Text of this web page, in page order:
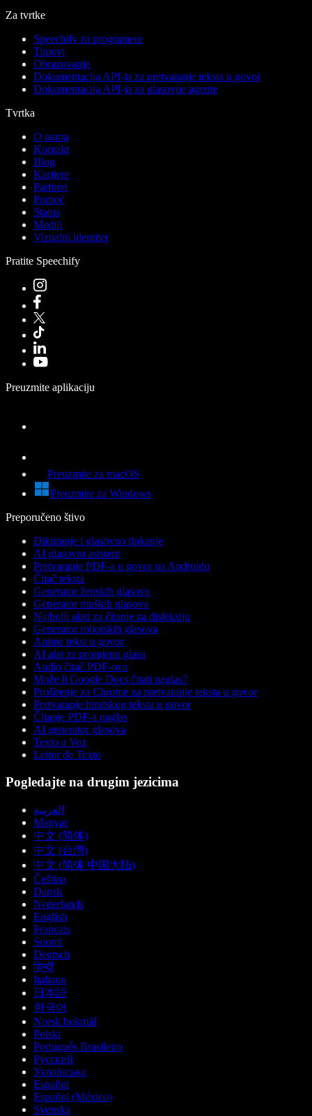
Za tvrtke
Speechify za programere
Timovi
Obrazovanje
Dokumentacija API-ja za pretvaranje teksta u govor
Dokumentacija API-ja za glasovne agente
Tvrtka
O nama
Kontakt
Blog
Karijere
Partneri
Pomoć
Status
Mediji
Vizualni identitet
Pratite Speechify
Preuzmite aplikaciju
Preuzmite za macOS
Preuzmite za Windows
Preporučeno štivo
Diktiranje i glasovno tipkanje
AI glasovni asistent
Pretvaranje PDF-a u govor na Androidu
Čitač teksta
Generator ženskih glasova
Generator muških glasova
Najbolji alati za čitanje za disleksiju
Generator robotskih glasova
Anime tekst u govor
AI alat za promjenu glasa
Audio čitač PDF-ova
Može li Google Docs čitati naglas?
Proširenje za Chrome za pretvaranje teksta u govor
Pretvaranje hindskog teksta u govor
Čitanje PDF-a naglas
AI generator glasova
Texto a Voz
Leitor de Texto
Pogledajte na drugim jezicima
العربية
Magyar
中文 (简体)
中文 (台灣)
中文 (简体 中国大陆)
Čeština
Dansk
Nederlands
English
Français
Suomi
Deutsch
हिन्दी
Italiano
日本語
한국어
Norsk bokmål
Polski
Português Brasileiro
Русский
Українська
Español
Español (México)
Svenska